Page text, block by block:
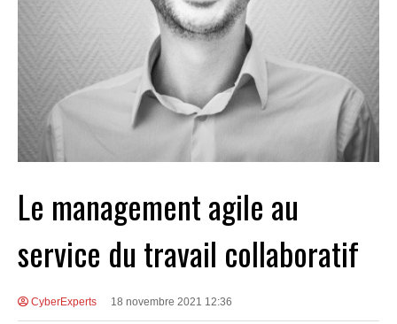
Le management agile au
service du travail collaboratif
CyberExperts 18 novembre 2021 12:36